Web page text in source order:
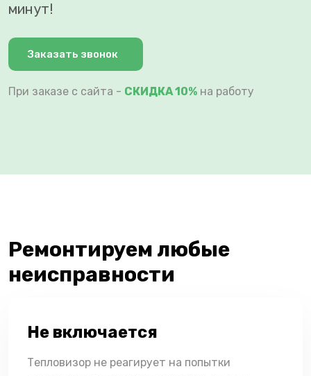
минут!
Заказать звонок
При заказе с сайта - СКИДКА 10% на работу
Ремонтируем любые
неисправности
Не включается
Тепловизор не реагирует на попытки